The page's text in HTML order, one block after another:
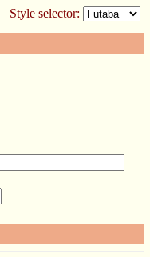
Style selector: